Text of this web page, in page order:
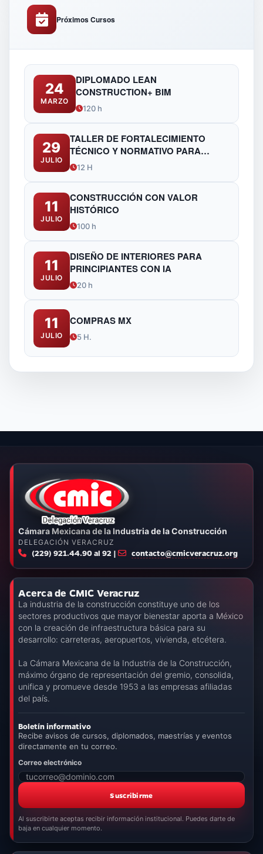
Próximos Cursos
24
MARZO
DIPLOMADO LEAN
CONSTRUCTION+ BIM
120 h
29
JULIO
TALLER DE FORTALECIMIENTO
TÉCNICO Y NORMATIVO PARA
FUNCIONARIOS DE OBRAS
12 H
11
JULIO
CONSTRUCCIÓN CON VALOR
HISTÓRICO
100 h
11
JULIO
DISEÑO DE INTERIORES PARA
PRINCIPIANTES CON IA
20 h
11
JULIO
COMPRAS MX
5 H.
Cámara Mexicana de la Industria de la Construcción
DELEGACIÓN VERACRUZ
(229) 921.44.90 al 92 | contacto@cmicveracruz.org
Acerca de CMIC Veracruz
La industria de la construcción constituye uno de los
sectores productivos que mayor bienestar aporta a México
con la creación de infraestructura básica para su
desarrollo: carreteras, aeropuertos, vivienda, etcétera.
La Cámara Mexicana de la Industria de la Construcción,
máximo órgano de representación del gremio, consolida,
unifica y promueve desde 1953 a las empresas afiliadas
del país.
Boletín informativo
Recibe avisos de cursos, diplomados, maestrías y eventos
directamente en tu correo.
Correo electrónico
Suscribirme
Al suscribirte aceptas recibir información institucional. Puedes darte de
baja en cualquier momento.